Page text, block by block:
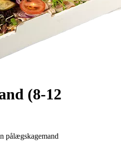
(8-12
pålægskagemand